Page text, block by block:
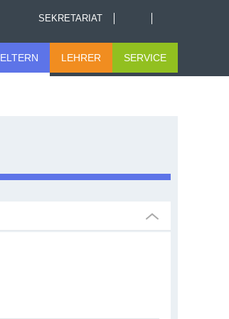
SEKRETARIAT
ELTERN LEHRER SERVICE